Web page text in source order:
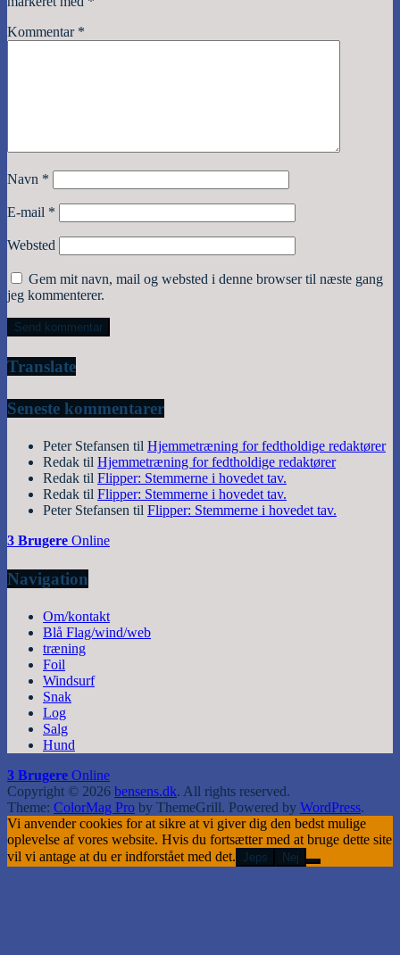
Kommentar *
Navn *
E-mail *
Websted
Gem mit navn, mail og websted i denne browser til næste gang
jeg kommenterer.
Translate
Seneste kommentarer
Peter Stefansen til Hjemmetræning for fedtholdige redaktører
Redak til Hjemmetræning for fedtholdige redaktører
Redak til Flipper: Stemmerne i hovedet tav.
Redak til Flipper: Stemmerne i hovedet tav.
Peter Stefansen til Flipper: Stemmerne i hovedet tav.
3 Brugere Online
Navigation
Om/kontakt
Blå Flag/wind/web
træning
Foil
Windsurf
Snak
Log
Salg
Hund
3 Brugere Online
Copyright © 2026 bensens.dk. All rights reserved.
Theme: ColorMag Pro by ThemeGrill. Powered by WordPress.
Vi anvender cookies for at sikre at vi giver dig den bedst mulige
oplevelse af vores website. Hvis du fortsætter med at bruge dette site
vil vi antage at du er indforstået med det. Jeps Nej